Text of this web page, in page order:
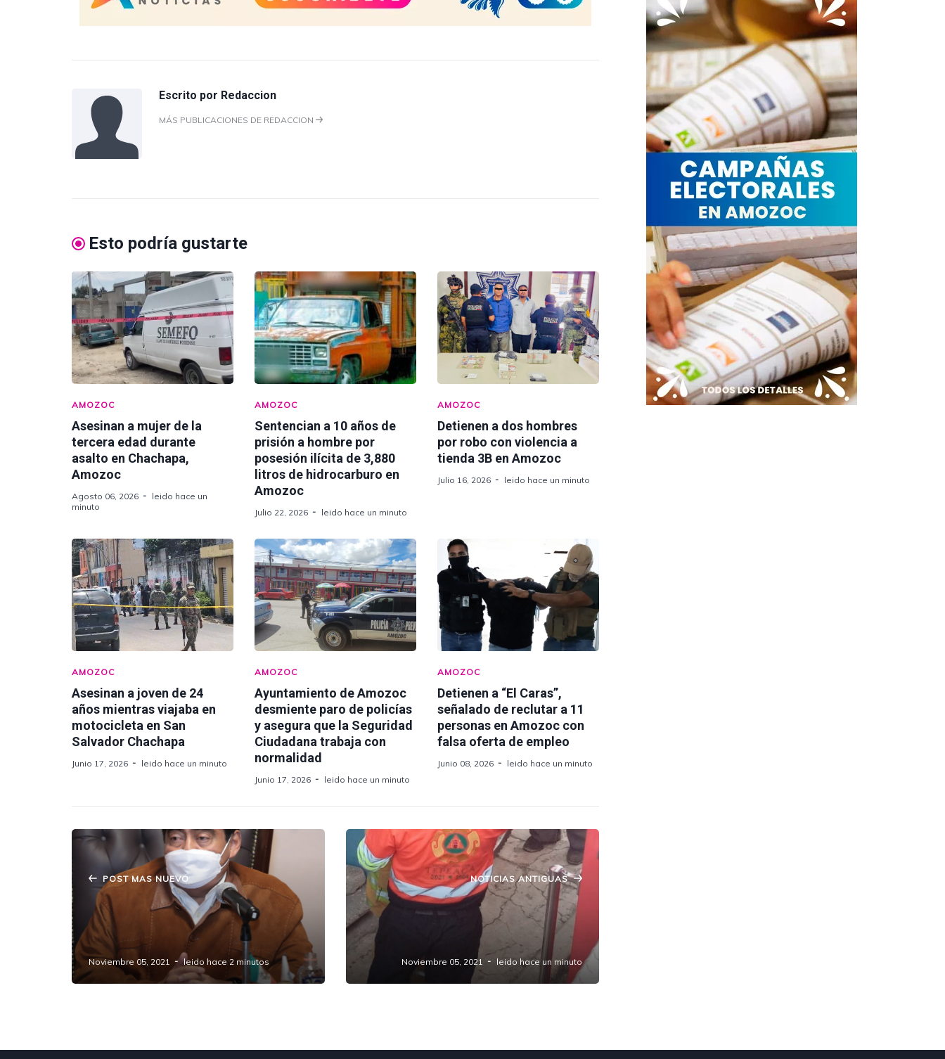
Escrito por Redaccion
MÁS PUBLICACIONES DE REDACCION
Esto podría gustarte
AMOZOC
Asesinan a mujer de la
tercera edad durante
asalto en Chachapa,
Amozoc
Agosto 06, 2026
leido hace un
minuto
AMOZOC
Sentencian a 10 años de
prisión a hombre por
posesión ilícita de 3,880
litros de hidrocarburo en
Amozoc
Julio 22, 2026 leido hace un minuto
AMOZOC
Detienen a dos hombres
por robo con violencia a
tienda 3B en Amozoc
Julio 16, 2026 leido hace un minuto
AMOZOC
Asesinan a joven de 24
años mientras viajaba en
motocicleta en San
Salvador Chachapa
Junio 17, 2026 leido hace un minuto
AMOZOC
Ayuntamiento de Amozoc
desmiente paro de policías
y asegura que la Seguridad
Ciudadana trabaja con
normalidad
Junio 17, 2026 leido hace un minuto
AMOZOC
Detienen a “El Caras”,
señalado de reclutar a 11
personas en Amozoc con
falsa oferta de empleo
Junio 08, 2026 leido hace un minuto
POST MAS NUEVO
Anuncia Barbosa Huerta desfile
escolar el 20 de noviembre en los 217
municipios del estado
Noviembre 05, 2021 leido hace 2 minutos
NOTICIAS ANTIGUAS
Fueron bomberos de Tepeaca y
Acajete quiénes sofocaron fuego en
Juguetería de Amozoc.
Noviembre 05, 2021 leido hace un minuto